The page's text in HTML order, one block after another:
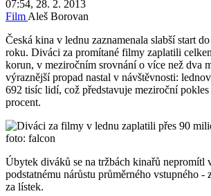
07:54, 28. 2. 2013
FilmAleš Borovan
Česká kina v lednu zaznamenala slabší start
roku. Diváci za promítané filmy zaplatili
korun, v meziročním srovnání o více než dva
výraznější propad nastal v návštěvnosti:
692 tisíc lidí, což představuje meziroční
procent.
foto: falcon
Úbytek diváků se na tržbách kinařů nepromítl
podstatnému nárůstu průměrného vstupného -
za lístek.